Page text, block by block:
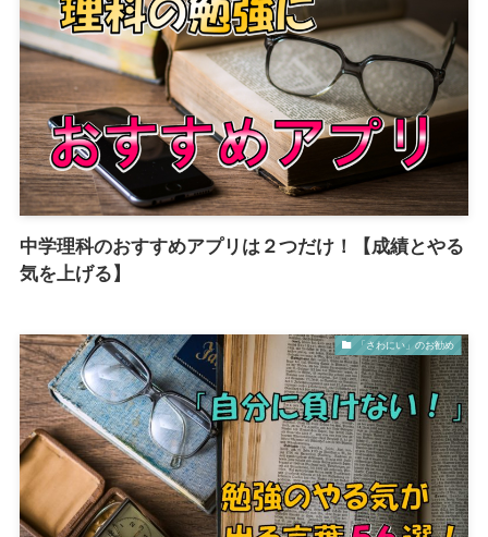
中学理科のおすすめアプリは２つだけ！【成績とやる
気を上げる】
「さわにい」のお勧め